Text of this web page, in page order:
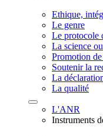
Ethique,
Le genre
Le protocole
La science
Promotion
Soutenir la
La
La qualité
L'ANR
Instruments